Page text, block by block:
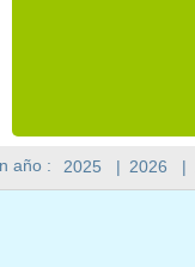
año : 2025 | 2026 |